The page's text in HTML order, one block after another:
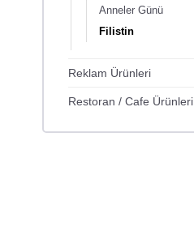
Anneler Günü
Filistin
Reklam Ürünleri
Restoran / Cafe Ürünleri